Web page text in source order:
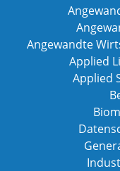
Angewandte
Applied
Applied